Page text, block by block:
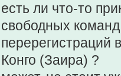
есть ли что-то
свободных
перерегистраций
Конго (Заира) ?